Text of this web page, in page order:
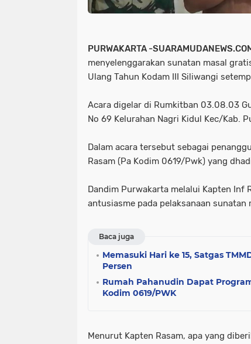
PURWAKARTA -
menyelenggarakan sunatan masal
Ulang Tahun Kodam III Siliwangi
Acara digelar di Rumkitban 03.08.03
No 69 Kelurahan Nagri Kidul Kec/Kab.
Dalam acara tersebut sebagai
Rasam (Pa Kodim 0619/Pwk) yang
Dandim Purwakarta melalui Kapten Inf
antusiasme pada pelaksanaan sunatan
Baca juga
Memasuki Hari ke 15, Satgas
Persen
Rumah Pahanudin Dapat
Kodim 0619/PWK
Menurut Kapten Rasam, apa yang